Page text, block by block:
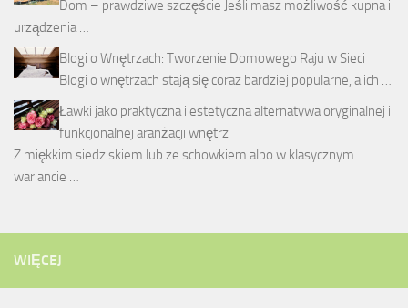
Dom – prawdziwe szczęście Jeśli masz możliwość kupna i
urządzenia …
Blogi o Wnętrzach: Tworzenie Domowego Raju w Sieci
Blogi o wnętrzach stają się coraz bardziej popularne, a ich …
Ławki jako praktyczna i estetyczna alternatywa oryginalnej i
funkcjonalnej aranżacji wnętrz
Z miękkim siedziskiem lub ze schowkiem albo w klasycznym
wariancie …
WIĘCEJ